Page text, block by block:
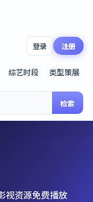
综艺时段 类型策展
检索
登录 注册
视资源免费播放